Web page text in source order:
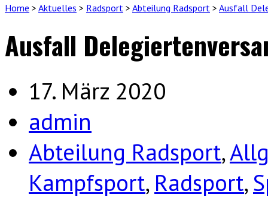
Home > Aktuelles > Radsport > Abteilung Radsport > Ausfall
Ausfall
17. März 2020
admin
Abteilung Radsport,
Kampfsport, Radsport,